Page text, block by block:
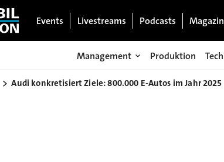
Events Livestreams Podcasts
Management Produktion
Audi konkretisiert Ziele: 800.000 E-Autos im Jahr 2025